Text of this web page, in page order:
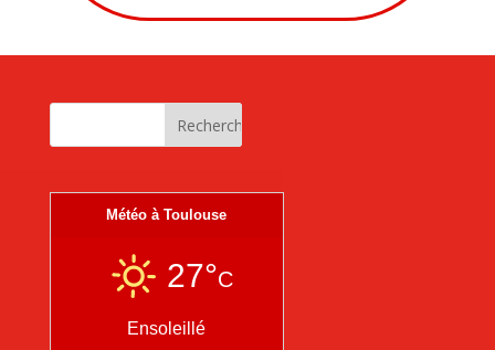
Météo à Toulouse
27°C
Ensoleillé